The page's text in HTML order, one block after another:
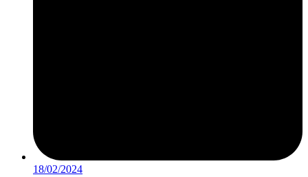
18/02/2024